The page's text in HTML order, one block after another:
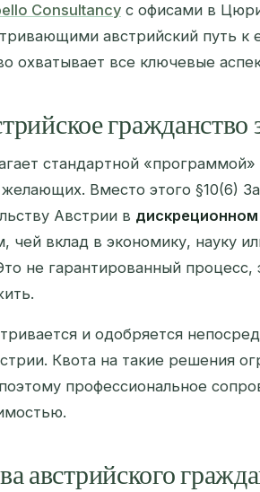
Consultancy с офисами в
австрийский путь к
охватывает все ключевые
стандартной
Вместо этого §10(6)
Австрии в
чей вклад в экономику, науку
не гарантированный процесс,
и одобряется
Квота на такие решения
профессиональное
австрийского